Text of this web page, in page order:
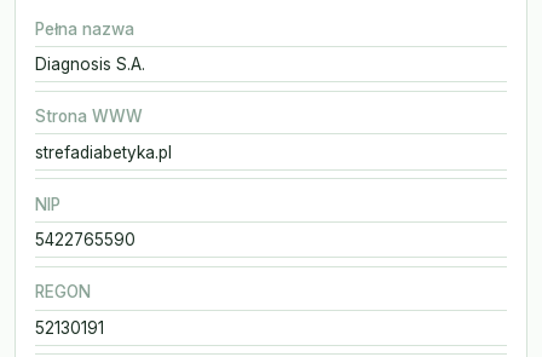
Pełna nazwa
Diagnosis S.A.
Strona WWW
strefadiabetyka.pl
NIP
5422765590
REGON
52130191